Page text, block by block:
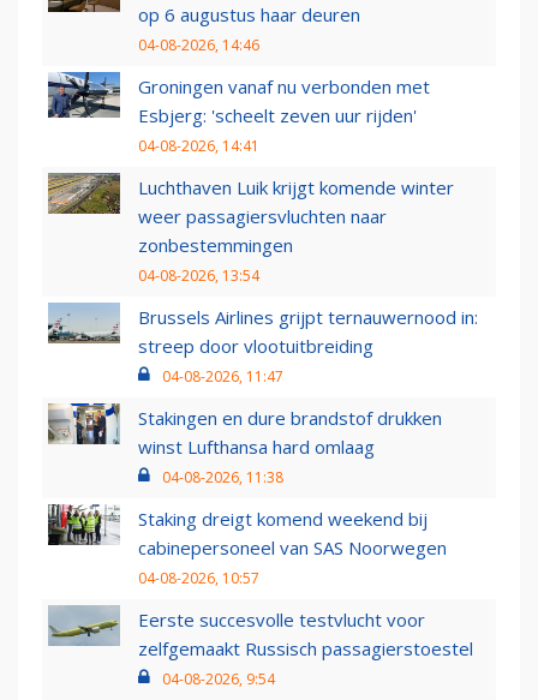
op 6 augustus haar deuren
04-08-2026, 14:46
Groningen vanaf nu verbonden met
Esbjerg: 'scheelt zeven uur rijden'
04-08-2026, 14:41
Luchthaven Luik krijgt komende winter
weer passagiersvluchten naar
zonbestemmingen
04-08-2026, 13:54
Brussels Airlines grijpt ternauwernood in:
streep door vlootuitbreiding
04-08-2026, 11:47
Stakingen en dure brandstof drukken
winst Lufthansa hard omlaag
04-08-2026, 11:38
Staking dreigt komend weekend bij
cabinepersoneel van SAS Noorwegen
04-08-2026, 10:57
Eerste succesvolle testvlucht voor
zelfgemaakt Russisch passagierstoestel
04-08-2026, 9:54